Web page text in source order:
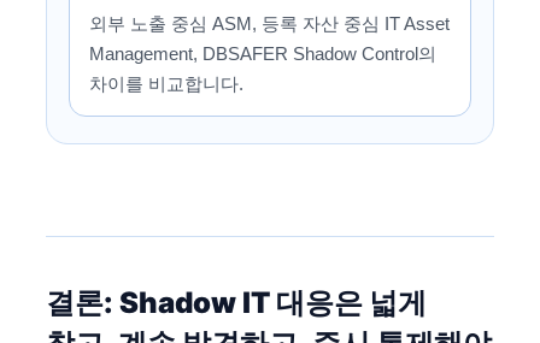
외부 노출 중심 ASM, 등록 자산 중심 IT Asset
Management, DBSAFER Shadow Control의
차이를 비교합니다.
결론: Shadow IT 대응은 넓게